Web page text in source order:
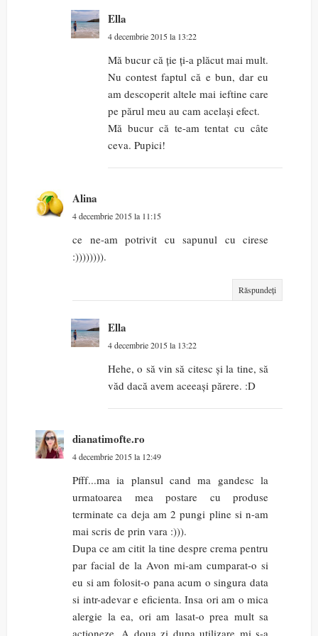
Ella
4 decembrie 2015 la 13:22
Mă bucur că ție ți-a plăcut mai mult.
Nu contest faptul că e bun, dar eu
am descoperit altele mai ieftine care
pe părul meu au cam același efect.
Mă bucur că te-am tentat cu câte
ceva. Pupici!
Alina
4 decembrie 2015 la 11:15
ce ne-am potrivit cu sapunul cu cirese
:)))))))).
Răspundeți
Ella
4 decembrie 2015 la 13:22
Hehe, o să vin să citesc și la tine, să
văd dacă avem aceeași părere. :D
dianatimofte.ro
4 decembrie 2015 la 12:49
Pfff...ma ia plansul cand ma gandesc la
urmatoarea mea postare cu produse
terminate ca deja am 2 pungi pline si n-am
mai scris de prin vara :))).
Dupa ce am citit la tine despre crema pentru
par facial de la Avon mi-am cumparat-o si
eu si am folosit-o pana acum o singura data
si intr-adevar e eficienta. Insa ori am o mica
alergie la ea, ori am lasat-o prea mult sa